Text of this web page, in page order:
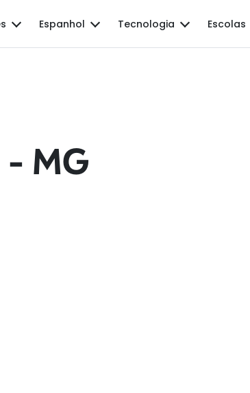
Espanhol Tecnologia Escolas
MG